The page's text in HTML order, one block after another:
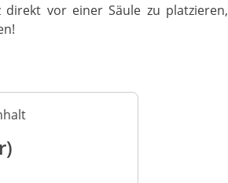
vor einer Säule zu platzieren,